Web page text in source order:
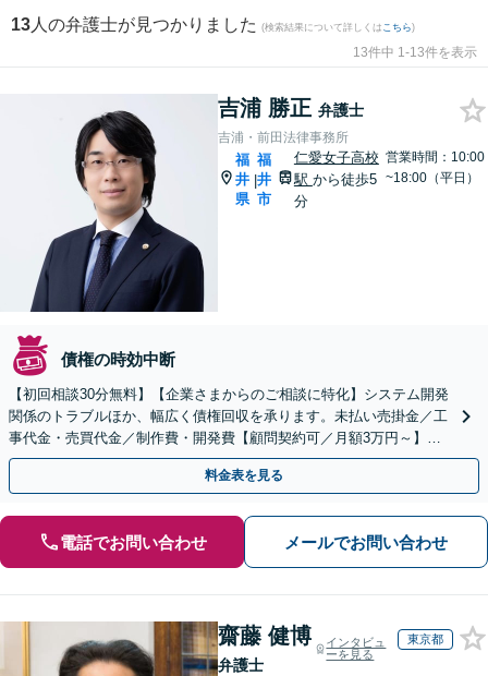
13 人の弁護士が見つかりました (検索結果について詳しくは こちら)
13件中 1-13件を表示
吉浦 勝正 弁護士
吉浦・前田法律事務所
福
井
県
|
福
井
市
仁愛女子高校
駅 から徒歩5
分
営業時間：10:00
~18:00（平日）
債権の時効中断
【初回相談30分無料】【企業さまからのご相談に特化】システム開発
関係のトラブルほか、幅広く債権回収を承ります。未払い売掛金／工
事代金・売買代金／制作費・開発費【顧問契約可／月額3万円～】
【無料駐車場あり】【当日・夜間・土日対応可（要相談）】
料金表を見る
電話でお問い合わせ メールでお問い合わせ
齋藤 健博
弁護士
インタビュ
ーを見る
東京都